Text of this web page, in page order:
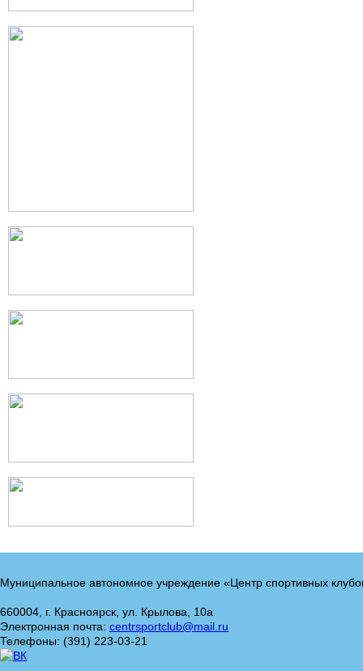
Муниципальное автономное учреждение «Центр спортивных
660004, г. Красноярск, ул. Крылова, 10а
Электронная почта: centrsportclub@mail.ru
Телефоны: (391) 223-03-21